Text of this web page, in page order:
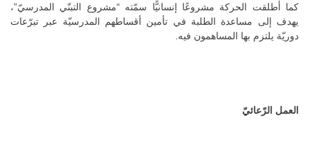
كما أطلقت الحركة مشروعًا إنسانيًّا سمّته “مشروع التبنّي المدرسيّ”،
يهدف إلى مساعدة الطلبة في تأمين أقساطهم المدرسيّة عبر تبرّعات
دوريّة يلتزم بها المساهمون فيه.
العمل الرّعائيّ